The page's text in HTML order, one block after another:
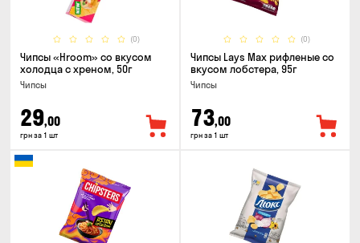
(0)
Чипсы «Hroom» со вкусом
холодца с хреном, 50г
Чипсы
29,00
грн за 1 шт
(0)
Чипсы Lays Max рифленые со
вкусом лобстера, 95г
Чипсы
73,00
грн за 1 шт